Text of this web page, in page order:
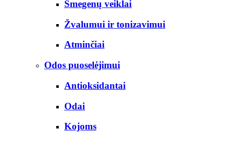
Smegenų veiklai
Žvalumui ir tonizavimui
Atminčiai
Odos puoselėjimui
Antioksidantai
Odai
Kojoms